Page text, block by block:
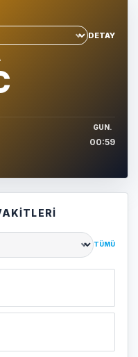
DETAY
GUN.
00:59
TÜMÜ